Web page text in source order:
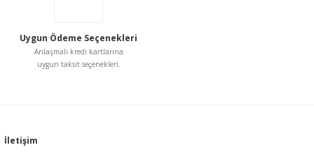
Uygun Ödeme Seçenekleri
Anlaşmalı kredi kartlarına
uygun taksit seçenekleri.
İletişim